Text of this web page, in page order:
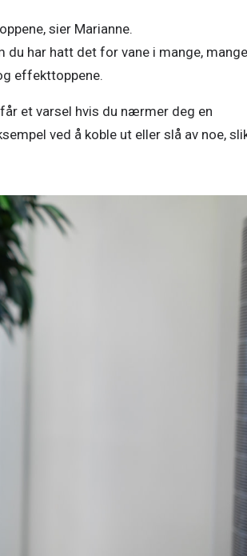
sier Marianne.
du har hatt det for vane i mange, mange
effekttoppene.
et varsel hvis du nærmer deg en
ved å koble ut eller slå av noe,